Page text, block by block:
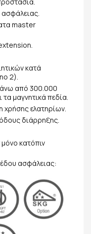
ασφάλειας.
master
κατά
2).
από 300.000
μαγνητικά πεδία.
χρήσης ελατηρίων.
διάρρηξης.
κατόπιν
ασφάλειας: